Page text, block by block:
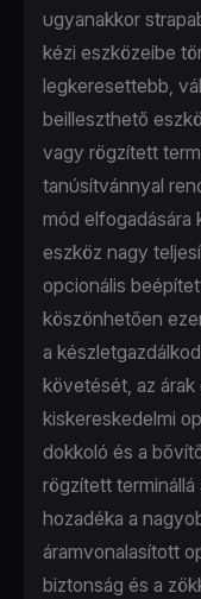
ugyanakkor
kézi eszközeibe
legkeresettebb,
beilleszthető
vagy rögzített
tanúsítvánnyal
mód elfogadására
eszköz nagy
opcionális
köszönhetően
a
követését, az
kiskereskedelmi
dokkoló és a
rögzített terminállá
hozadéka a
áramvonalasított
biztonság és a